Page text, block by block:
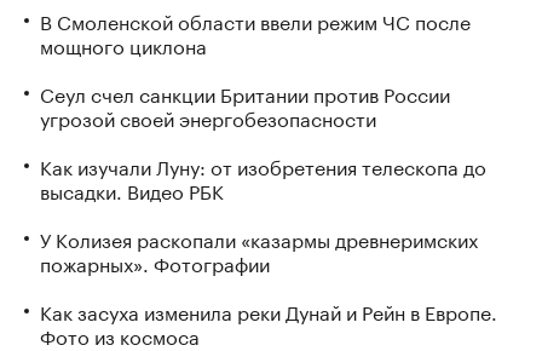
В Смоленской области ввели режим ЧС после
мощного циклона
Сеул счел санкции Британии против России
угрозой своей энергобезопасности
Как изучали Луну: от изобретения телескопа до
высадки. Видео РБК
У Колизея раскопали «казармы древнеримских
пожарных». Фотографии
Как засуха изменила реки Дунай и Рейн в Европе.
Фото из космоса